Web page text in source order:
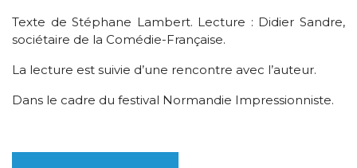
Texte de Stéphane Lambert. Lecture : Didier Sandre,
sociétaire de la Comédie-Française.
La lecture est suivie d’une rencontre avec l’auteur.
Dans le cadre du festival Normandie Impressionniste.